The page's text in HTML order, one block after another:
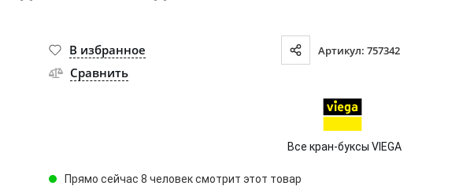
В избранное Артикул: 757342
Сравнить
Все кран-буксы VIEGA
Прямо сейчас 8 человек смотрит этот товар